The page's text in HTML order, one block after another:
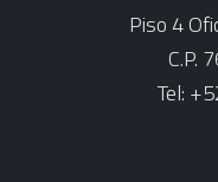
Piso 4
C.P.
Tel: